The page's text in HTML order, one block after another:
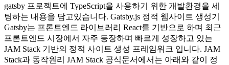
gatsby 프로젝트에 TypeScript을 사용하기 위한 개발환경을 세
팅하는 내용을 담고있습니다. Gatsby.js 정적 웹사이트 생성기
Gatsby는 프론트엔드 라이브러리 React를 기반으로 하며 최근
프론트엔드 시장에서 자주 등장하며 빠르게 성장하고 있는
JAM Stack 기반의 정적 사이트 생성 프레임워크 입니다. JAM
Stack과 동작원리 JAM Stack 공식문서에서는 아래와 같이 정